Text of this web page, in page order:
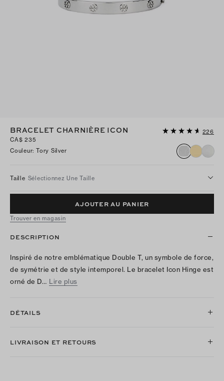
BRACELET CHARNIÈRE ICON
226
CA$ 235
Couleur: Tory Silver
Taille Sélectionnez Une Taille
AJOUTER AU PANIER
Trouver en magasin
DESCRIPTION
Inspiré de notre emblématique Double T, un symbole de force,
de symétrie et de style intemporel. Le bracelet Icon Hinge est
orné de D… Lire plus
DÉTAILS
LIVRAISON ET RETOURS